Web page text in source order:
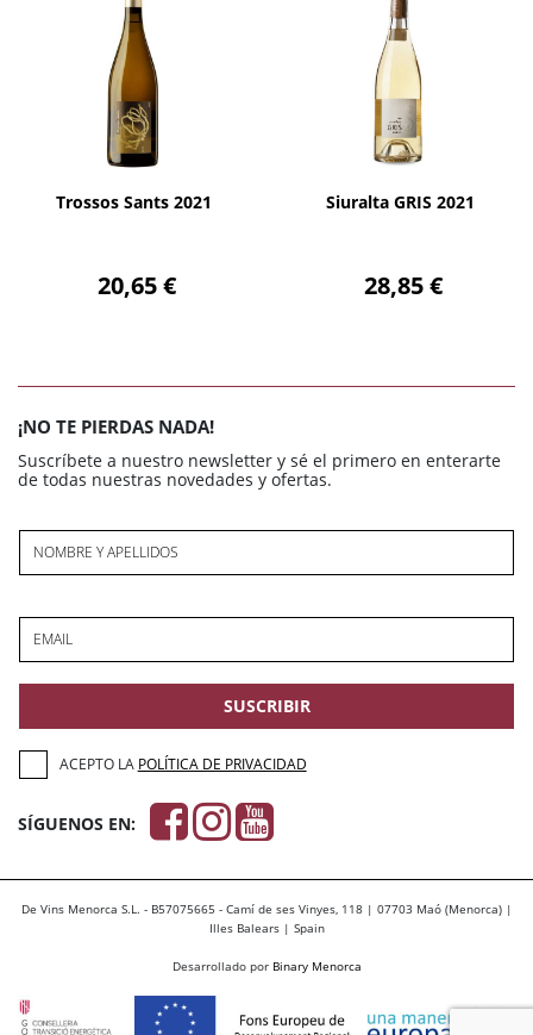
Trossos Sants 2021
20,65 €
AÑADIR
Siuralta GRIS 2021
28,85 €
AÑADIR
¡NO TE PIERDAS NADA!
Suscríbete a nuestro newsletter y sé el primero en enterarte
de todas nuestras novedades y ofertas.
NOMBRE Y APELLIDOS
EMAIL
SUSCRIBIR
ACEPTO LA POLÍTICA DE PRIVACIDAD
SÍGUENOS EN:
De Vins Menorca S.L. - B57075665 - Camí de ses Vinyes, 118 | 07703 Maó (Menorca) |
Illes Balears | Spain
Desarrollado por Binary Menorca